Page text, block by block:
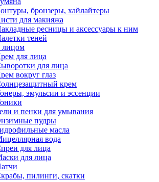
бронзеры, хайлайтеры
для макияжа
ресницы и аксессуары к ним
теней
лицом
для лица
для лица
вокруг глаз
крем
эмульсии и эссенции
и пенки для умывания
пудры
масла
вода
для лица
для лица
пилинги, скатки